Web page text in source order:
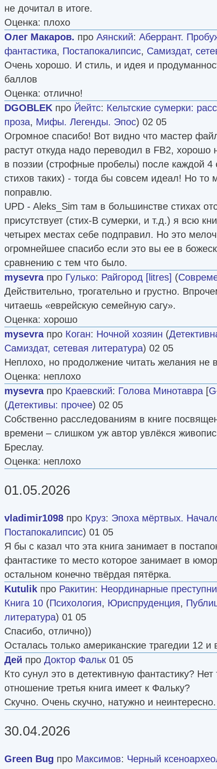
не дочитал в итоге.
Оценка: плохо
Олег Макаров. про Аянский: Аберрант.
фантастика, Постапокалипсис, Самиздат,
Очень хорошо. И стиль, и идея и
баллов
Оценка: отлично!
DGOBLEK про Йейтс: Кельтские сумерки:
проза, Мифы. Легенды. Эпос) 02 05
Огромное спасибо! Вот видно что мастер
растут откуда надо переводил в FB2,
в поэзии (строфные пробелы) после каждой 4
стихов таких) - тогда бы совсем идеал! Но то
поправлю.
UPD - Aleks_Sim там в большинстве стихах
присутствует (стих-В сумерки, и т.д.) я всю
четырех местах себе подправил. Но это
огромнейшее спасибо если это вы ее в
сравнению с тем что было.
mysevraпро Гулько: Райгород [litres] (
Действительно, трогательно и грустно.
читаешь «еврейскую семейную сагу».
Оценка: хорошо
mysevraпро Коган: Ночной хозяин (
Самиздат, сетевая литература) 02 05
Неплохо, но продолжение читать желания не
Оценка: неплохо
mysevraпро Краевский: Голова Минотавра [
(Детективы: прочее) 02 05
Собственно расследованиям в книге
времени – слишком уж автор увлёкся
Бреслау.
Оценка: неплохо
01.05.2026
vladimir1098 про Круз: Эпоха мёртвых.
Постапокалипсис) 01 05
Я бы с казал что эта книга занимает в
фантастике то место которое занимает в
остальном конечно твёрдая пятёрка.
Kutulik про Ракитин: Неординарные
Книга 10 (Психология, Юриспруденция,
литература) 01 05
Спасибо, отлично))
Осталась только американские трагедии 12 и
Дей про Доктор Фальк 01 05
Кто сунул это в детективную фантастику?
отношение третья книга имеет к Фальку?
Скучно. Очень скучно, натужно и неинтересно.
30.04.2026
Green Bug про Максимов: Черный